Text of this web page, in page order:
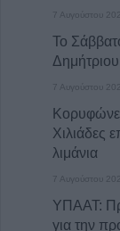
7 Αυγούστου
Το
7 Αυγούστου
Χιλιάδες
λιμάνια
7 Αυγούστου
ΥΠΑΑΤ:
για την